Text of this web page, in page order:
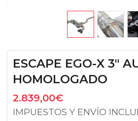
ESCAPE EGO-X 3″
HOMOLOGADO
2.839,00€
IMPUESTOS Y ENVÍO